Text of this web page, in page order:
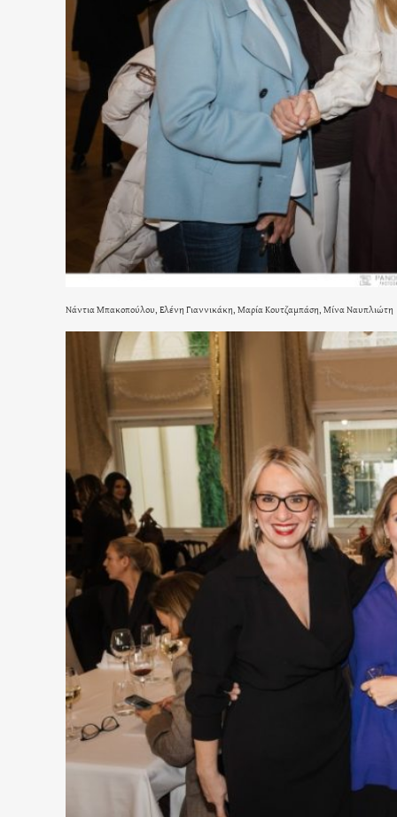
Νάντια Μπακοπούλου, Ελένη Γιαννικάκη, Μαρία Κουτζαμπάση, Μίνα Ναυπλιώτη